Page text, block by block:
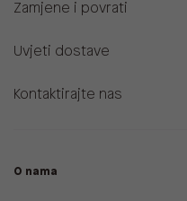
Zamjene i povrati
Uvjeti dostave
Kontaktirajte nas
O nama